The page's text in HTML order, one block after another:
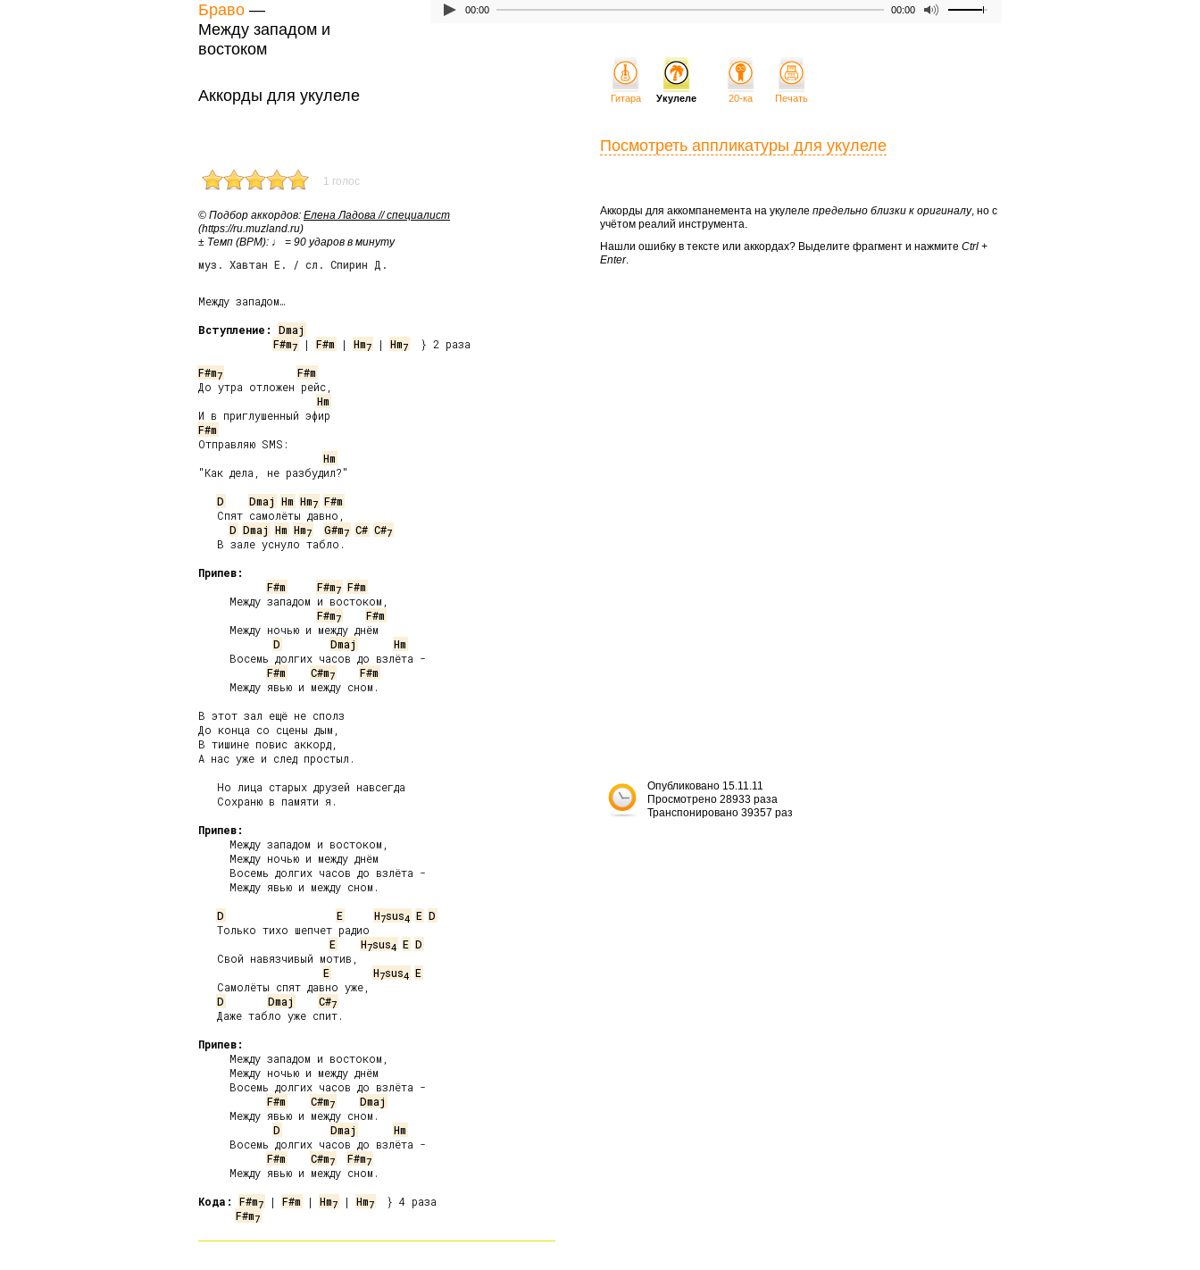
Браво —
Между западом и
востоком
00:00 00:00
Аккорды для укулеле
1 голос
© Подбор аккордов: Елена Ладова // специалист
(https://ru.muzland.ru)
± Темп (BPM): ♩ = 90 ударов в минуту
муз. Хавтан Е. / сл. Спирин Д.
Между западом…
Вступление:
Dmaj
F#m7 | F#m | Hm7 | Hm7
  } 2 раза
F#m7
F#m
До утра отложен рейс,
Hm
F#m
Отправляю SMS:
Hm
"Как дела, не разбудил?"
D
Dmaj Hm Hm7 F#m
   Спят самолёты давно,
D Dmaj Hm Hm7 G#m7 C# C#7
   В зале уснуло табло.
Припев:
F#m
F#m7 F#m
     Между западом и востоком,
F#m7
F#m
     Между ночью и между днём
D
Dmaj
Hm
     Восемь долгих часов до взлёта -
F#m
C#m7
F#m
     Между явью и между сном.
В этот зал ещё не сполз
До конца со сцены дым,
В тишине повис аккорд,
А нас уже и след простыл.
   Но лица старых друзей навсегда
   Сохраню в памяти я.
Припев:
     Между западом и востоком,
     Между ночью и между днём
     Восемь долгих часов до взлёта -
     Между явью и между сном.
D
E H7sus4 E D
   Только тихо шепчет радио
E
H7sus4 E D
   Свой навязчивый мотив,
E
H7sus4 E
   Самолёты спят давно уже,
D
Dmaj C#7
   Даже табло уже спит.
Припев:
     Между западом и востоком,
     Между ночью и между днём
     Восемь долгих часов до взлёта -
F#m
C#m7
Dmaj
     Между явью и между сном.
D
Dmaj
Hm
     Восемь долгих часов до взлёта -
F#m
C#m7 F#m7
     Между явью и между сном.
Кода:
F#m7 | F#m | Hm7 | Hm7
F#m7
Гитара Укулеле 20-ка Печать
Посмотреть аппликатуры для укулеле
Аккорды для аккомпанемента на укулеле предельно близки к оригиналу, но с
учётом реалий инструмента.
Нашли ошибку в тексте или аккордах? Выделите фрагмент и нажмите Ctrl +
Enter.
Опубликовано 15.11.11
Просмотрено 28933 раза
Транспонировано 39357 раз